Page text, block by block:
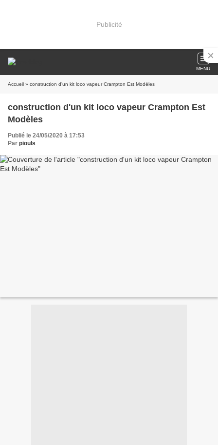
Publicité
MENU
Accueil » construction d'un kit loco vapeur Crampton Est Modèles
construction d'un kit loco vapeur Crampton Est
Modèles
Publié le 24/05/2020 à 17:53
Par piouls